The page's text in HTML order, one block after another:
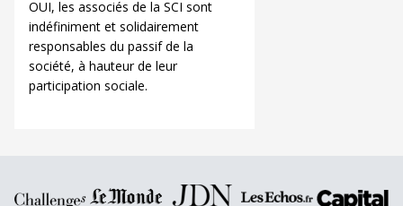
OUI, les associés de la SCI sont
indéfiniment et solidairement
responsables du passif de la
société, à hauteur de leur
participation sociale.